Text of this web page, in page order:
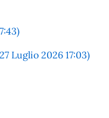
Luglio 2026 17:03)